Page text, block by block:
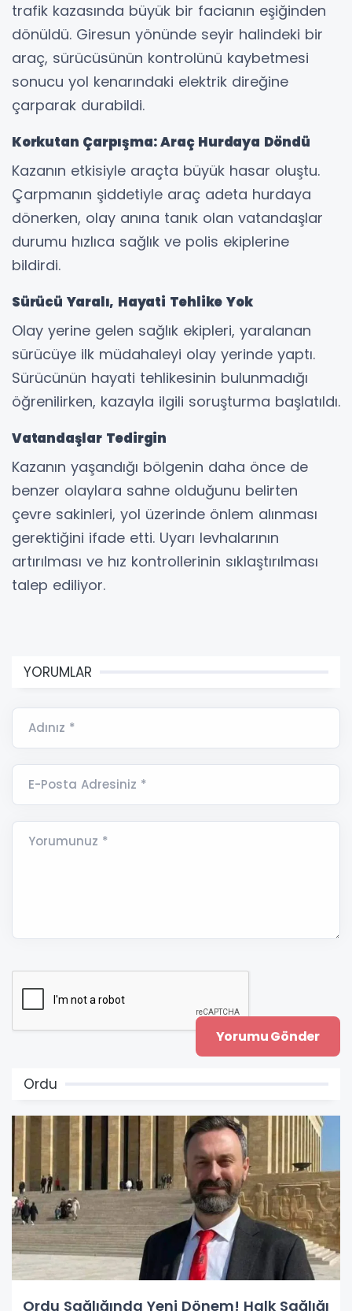
trafik kazasında büyük bir facianın eşiğinden
dönüldü. Giresun yönünde seyir halindeki bir
araç, sürücüsünün kontrolünü kaybetmesi
sonucu yol kenarındaki elektrik direğine
çarparak durabildi.
Korkutan Çarpışma: Araç Hurdaya Döndü
Kazanın etkisiyle araçta büyük hasar oluştu.
Çarpmanın şiddetiyle araç adeta hurdaya
dönerken, olay anına tanık olan vatandaşlar
durumu hızlıca sağlık ve polis ekiplerine
bildirdi.
Sürücü Yaralı, Hayati Tehlike Yok
Olay yerine gelen sağlık ekipleri, yaralanan
sürücüye ilk müdahaleyi olay yerinde yaptı.
Sürücünün hayati tehlikesinin bulunmadığı
öğrenilirken, kazayla ilgili soruşturma başlatıldı.
Vatandaşlar Tedirgin
Kazanın yaşandığı bölgenin daha önce de
benzer olaylara sahne olduğunu belirten
çevre sakinleri, yol üzerinde önlem alınması
gerektiğini ifade etti. Uyarı levhalarının
artırılması ve hız kontrollerinin sıklaştırılması
talep ediliyor.
YORUMLAR
Adınız *
E-Posta Adresiniz *
Yorumunuz *
Ordu
Ordu Sağlığında Yeni Dönem! Halk Sağlığı